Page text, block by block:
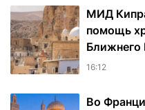
МИД
помощь
Ближнего
16:12
Во